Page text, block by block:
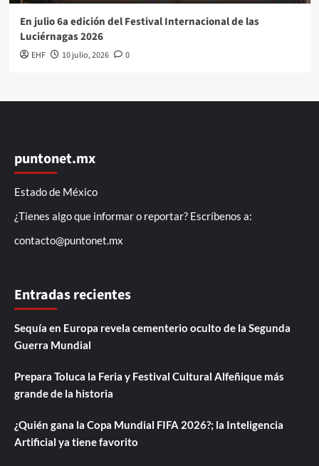
En julio 6a edición del Festival Internacional de las
Luciérnagas 2026
EHF 10 julio, 2026 0
puntonet.mx
Estado de México
¿Tienes algo que informar o reportar? Escríbenos a:
contacto@puntonet.mx
Entradas recientes
Sequía en Europa revela cementerio oculto de la Segunda
Guerra Mundial
Prepara Toluca la Feria y Festival Cultural Alfeñique más
grande de la historia
¿Quién gana la Copa Mundial FIFA 2026?; la Inteligencia
Artificial ya tiene favorito